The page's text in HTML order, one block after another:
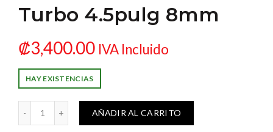
Turbo 4.5pulg 8mm
₡3,400.00 IVA Incluido
HAY EXISTENCIAS
Turbo 4.5pulg 8mm cantidad
AÑADIR AL CARRITO